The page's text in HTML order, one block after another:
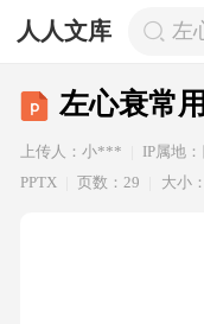
人人文库 左
左心衰常
上传人：小*** IP属地：
PPTX
页数：29 大小